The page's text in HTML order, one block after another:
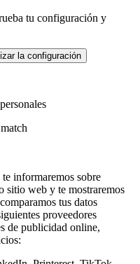
tu configuración y
la configuración
informaremos sobre
sitio web y te mostraremos
tus datos
proveedores
de publicidad online,